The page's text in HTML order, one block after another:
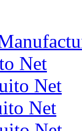
Net
Net
Net